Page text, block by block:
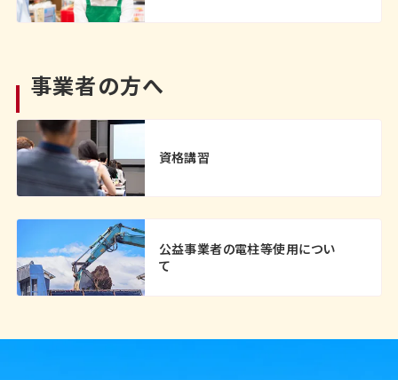
事業者の方へ
資格講習
公益事業者の電柱等使用につい
て